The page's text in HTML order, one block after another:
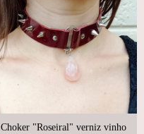
Choker "Roseiral" verniz vinho